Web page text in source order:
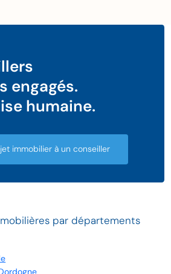
engagés.
humaine.
immobilier à un conseiller
par départements